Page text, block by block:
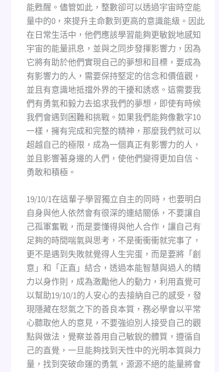
能甦醒。儘管如此，整數卻可以透過宇宙時空能
量中的0，來提升主命數到更高的意識能級。因此
在日常生活中，他們應該學習能夠更敏銳地感知
宇宙的能量訊息，並與之同步發揮影響力，因為
它將有助於他們實現自己的夢想和目標，要成為
有影響力的人，需要保持堅定的信念和價值觀，
並且有意識地抵擋外界的干擾和誘惑。這需要我
們有勇氣和毅力去追求我們的夢想，即使有時候
我們會遇到困難和挑戰。如果我們能夠像數字10
一樣，擁有完成和完整的精神，那麼我們就可以
超越自己的極限，成為一個真正有影響力的人，
並且影響著身邊的人們，使他們變得更加自信、
勇敢和積極。
19/10/1在這輩子學習獨立自主的同時，也要明白
自身與他人依然會有很深的連結關係，不要讓自
己孤軍奮戰，而是要懂得與他人合作，讓自己有
足夠的時間喘氣與思考，不是衝衝衝就完事了，
更不是遇到失敗就覺得人生完蛋，而是要將「創
意」和「正直」結合，透過本能智慧與過人的精
力以身作則，成為激勵他人的動力，利用直覺可
以幫助19/10/1的人安心的去接納自己的感受，發
現隱藏在怒氣之下的善良本質，務必學會以平常
心聽取他人的意見，不要強迫別人接受自己的觀
點與做法，覺察並善用自己敏銳的體質，遵循自
己的直覺，一旦能夠找到天性中的光明本質與力
量，找到突破命運的勇氣，源源不絕的能量將會